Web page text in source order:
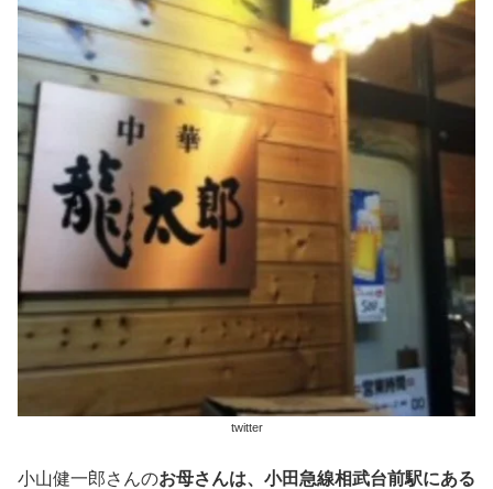
twitter
小山健一郎さんのお母さんは、小田急線相武台前駅にある